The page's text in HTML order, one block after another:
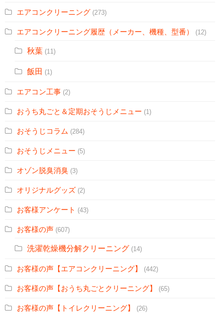
エアコンクリーニング (273)
エアコンクリーニング履歴（メーカー、機種、型番） (12)
秋葉 (11)
飯田 (1)
エアコン工事 (2)
おうち丸ごと＆定期おそうじメニュー (1)
おそうじコラム (284)
おそうじメニュー (5)
オゾン脱臭消臭 (3)
オリジナルグッズ (2)
お客様アンケート (43)
お客様の声 (607)
洗濯乾燥機分解クリーニング (14)
お客様の声【エアコンクリーニング】 (442)
お客様の声【おうち丸ごとクリーニング】 (65)
お客様の声【トイレクリーニング】 (26)